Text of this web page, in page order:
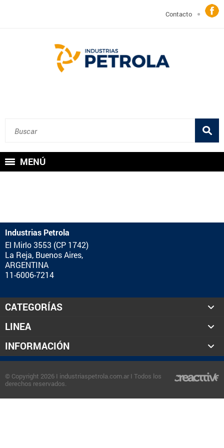
Contacto
MENÚ
Industrias Petrola
El Mirlo 3553 (CP 1742)
La Reja, Buenos Aires,
ARGENTINA
11-6006-7214
CATEGORÍAS
LINEA
INFORMACIÓN
© Copyright 2026 I industriaspetrola.com.ar I Todos los
derechos reservados.